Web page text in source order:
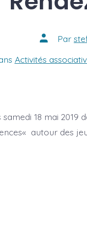
Auteur
de
publication
Par
Activités
samedi 18 mai 2019
autour des